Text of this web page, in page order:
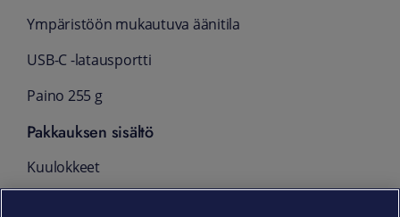
Ympäristöön mukautuva äänitila
USB-C -latausportti
Paino 255 g
Pakkauksen sisältö
Kuulokkeet